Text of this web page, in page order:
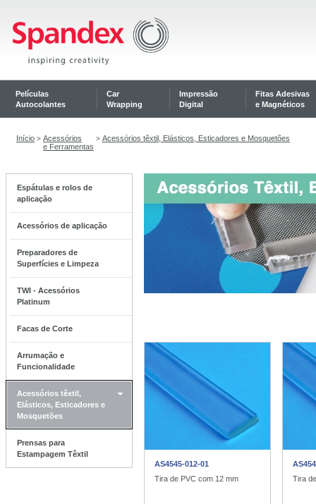
Películas
Autocolantes
Car
Wrapping
Impressão
Digital
Fitas Adesivas
e Magnéticos
Início > Acessórios
e Ferramentas
> Acessórios têxtil, Elásticos, Esticadores e Mosquetões
Espátulas e rolos de
aplicação
Acessórios de aplicação
Preparadores de
Superfícies e Limpeza
TWI - Acessórios
Platinum
Facas de Corte
Arrumação e
Funcionalidade
Acessórios têxtil,
Elásticos, Esticadores e
Mosquetões
Prensas para
Estampagem Têxtil
AS4545-012-01
Tira de PVC com 12 mm
Tira